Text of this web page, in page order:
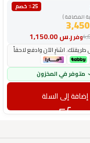
٪25 خصم
المضافة )
وفرر.س
اشترِ الآن وادفع لاحقاً
متوفر في المخزون
إضافة إلى السلة